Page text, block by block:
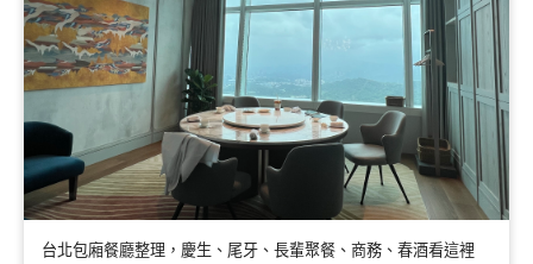
台北包廂餐廳整理，慶生、尾牙、長輩聚餐、商務、春酒看這裡